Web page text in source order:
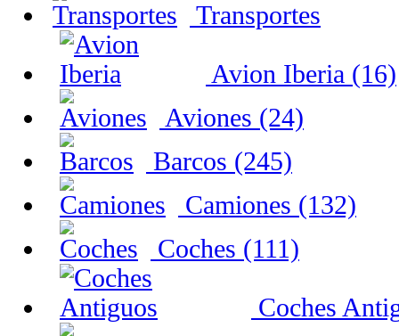
Transportes
Avion Iberia (16)
Aviones (24)
Barcos (245)
Camiones (132)
Coches (111)
Coches